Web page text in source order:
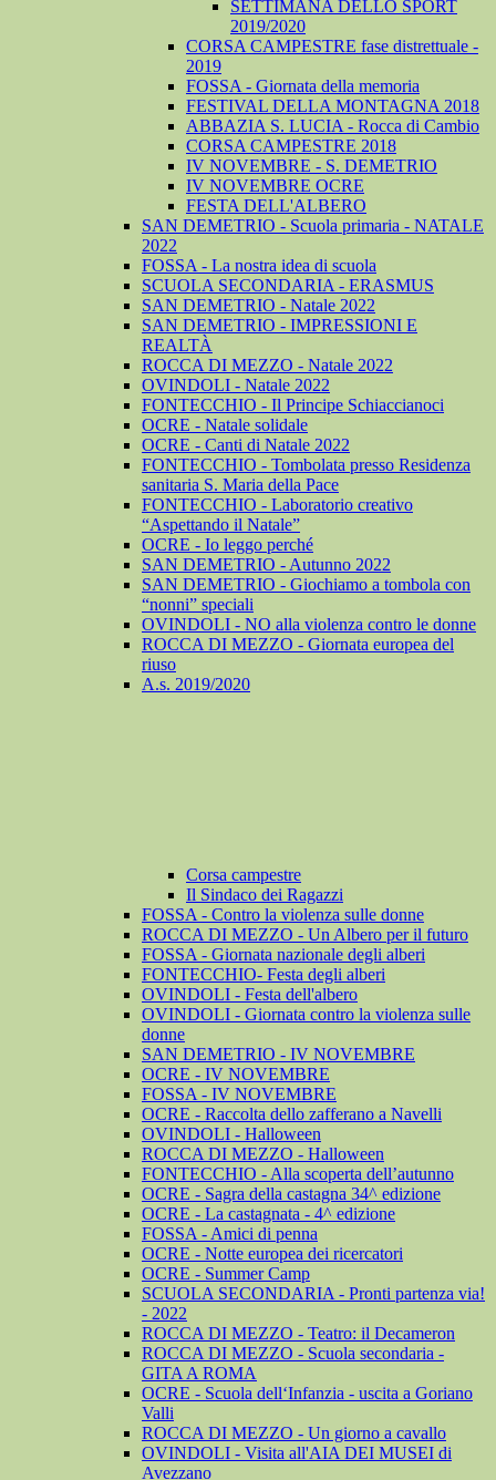
SETTIMANA DELLO SPORT
2019/2020
CORSA CAMPESTRE fase distrettuale -
2019
FOSSA - Giornata della memoria
FESTIVAL DELLA MONTAGNA 2018
ABBAZIA S. LUCIA - Rocca di Cambio
CORSA CAMPESTRE 2018
IV NOVEMBRE - S. DEMETRIO
IV NOVEMBRE OCRE
FESTA DELL'ALBERO
SAN DEMETRIO - Scuola primaria - NATALE
2022
FOSSA - La nostra idea di scuola
SCUOLA SECONDARIA - ERASMUS
SAN DEMETRIO - Natale 2022
SAN DEMETRIO - IMPRESSIONI E
REALTÀ
ROCCA DI MEZZO - Natale 2022
OVINDOLI - Natale 2022
FONTECCHIO - Il Principe Schiaccianoci
OCRE - Natale solidale
OCRE - Canti di Natale 2022
FONTECCHIO - Tombolata presso Residenza
sanitaria S. Maria della Pace
FONTECCHIO - Laboratorio creativo
“Aspettando il Natale”
OCRE - Io leggo perché
SAN DEMETRIO - Autunno 2022
SAN DEMETRIO - Giochiamo a tombola con
“nonni” speciali
OVINDOLI - NO alla violenza contro le donne
ROCCA DI MEZZO - Giornata europea del
riuso
A.s. 2019/2020
Corsa campestre
Il Sindaco dei Ragazzi
FOSSA - Contro la violenza sulle donne
ROCCA DI MEZZO - Un Albero per il futuro
FOSSA - Giornata nazionale degli alberi
FONTECCHIO- Festa degli alberi
OVINDOLI - Festa dell'albero
OVINDOLI - Giornata contro la violenza sulle
donne
SAN DEMETRIO - IV NOVEMBRE
OCRE - IV NOVEMBRE
FOSSA - IV NOVEMBRE
OCRE - Raccolta dello zafferano a Navelli
OVINDOLI - Halloween
ROCCA DI MEZZO - Halloween
FONTECCHIO - Alla scoperta dell’autunno
OCRE - Sagra della castagna 34^ edizione
OCRE - La castagnata - 4^ edizione
FOSSA - Amici di penna
OCRE - Notte europea dei ricercatori
OCRE - Summer Camp
SCUOLA SECONDARIA - Pronti partenza via!
- 2022
ROCCA DI MEZZO - Teatro: il Decameron
ROCCA DI MEZZO - Scuola secondaria -
GITA A ROMA
OCRE - Scuola dell‘Infanzia - uscita a Goriano
Valli
ROCCA DI MEZZO - Un giorno a cavallo
OVINDOLI - Visita all'AIA DEI MUSEI di
Avezzano